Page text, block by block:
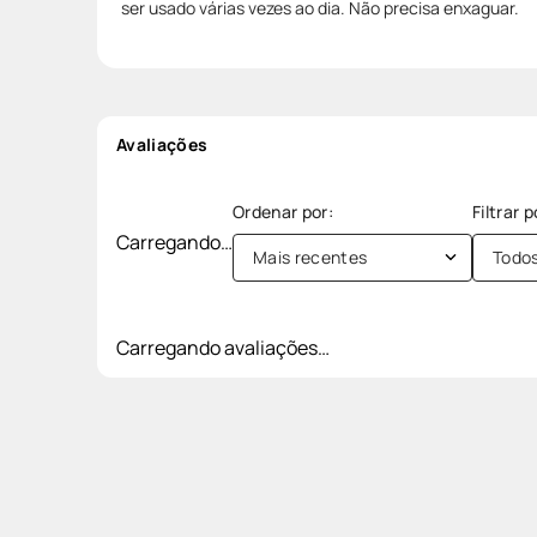
ser usado várias vezes ao dia. Não precisa enxaguar.
Avaliações
Carregando…
Mais recentes
Carregando avaliações…